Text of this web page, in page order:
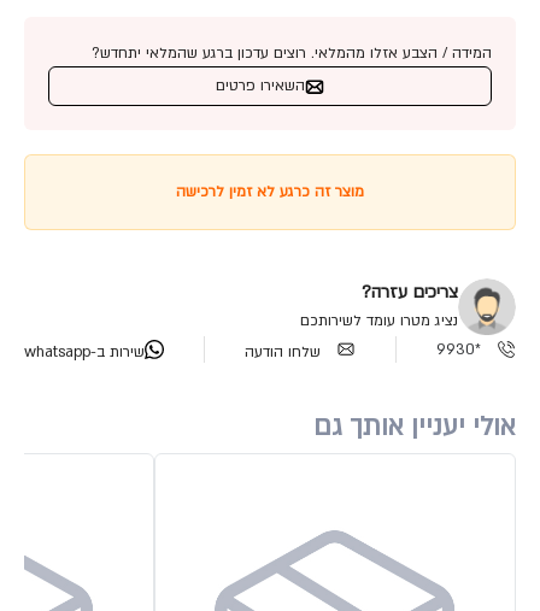
המידה / הצבע אזלו מהמלאי. רוצים עדכון ברגע שהמלאי יתחדש?
השאירו פרטים
מוצר זה כרגע לא זמין לרכישה
צריכים עזרה?
נציג מטרו עומד לשירותכם
*9930
שלחו הודעה שירות ב-whatsapp
אולי יעניין אותך גם